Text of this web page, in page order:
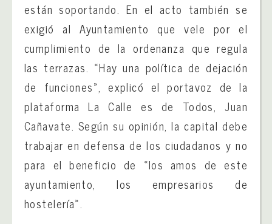
están soportando. En el acto también se
exigió al Ayuntamiento que vele por el
cumplimiento de la ordenanza que regula
las terrazas. «Hay una política de dejación
de funciones», explicó el portavoz de la
plataforma La Calle es de Todos, Juan
Cañavate. Según su opinión, la capital debe
trabajar en defensa de los ciudadanos y no
para el beneficio de «los amos de este
ayuntamiento, los empresarios de
hostelería».